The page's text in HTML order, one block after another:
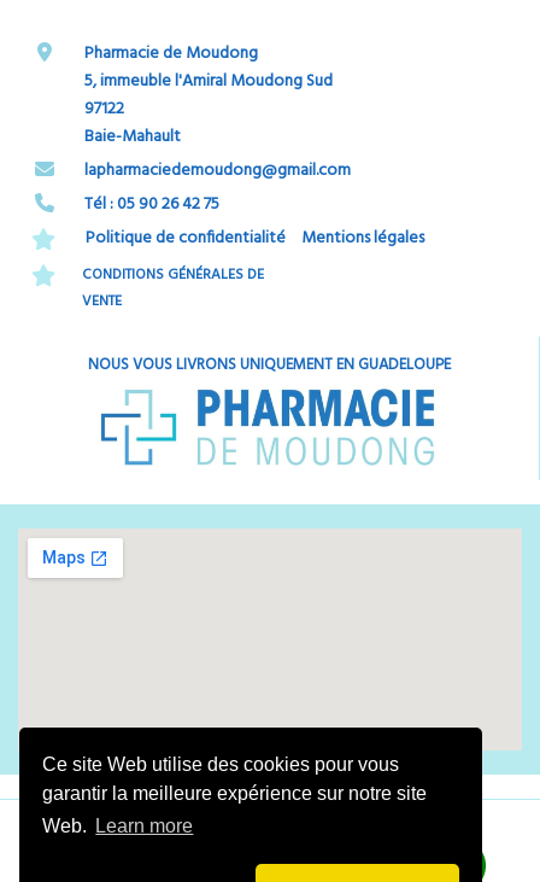
Ce site Web utilise des cookies pour vous
garantir la meilleure expérience sur notre site
Web.
Learn more
Pharmacie de Moudong
5, immeuble l'Amiral Moudong Sud
97122
Baie-Mahault
​​​​​​​lapharmaciedemoudong@gmail.com
Tél : 05 90 26 42 75​​​​​​​
Politique de confidentialité
Mentions légales
CONDITIONS GÉNÉRALES DE
VENTE
NOUS VOUS LIVRONS UNIQUEMENT EN GUADELOUPE
PHARMACIE DE MOUDONG ©Tous droits réservés